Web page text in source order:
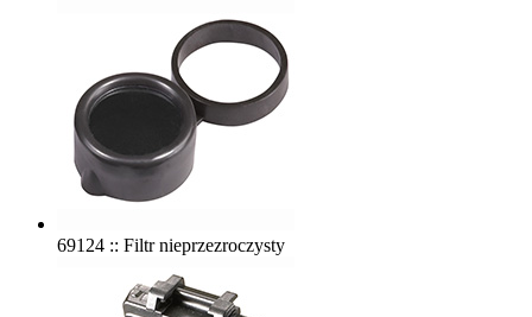
69124 :: Filtr nieprzezroczysty